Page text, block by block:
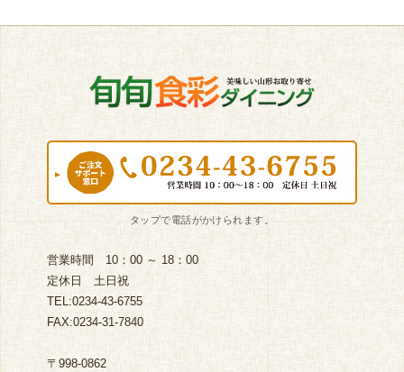
営業時間 10：00 ～ 18：00
定休日 土日祝
TEL:0234-43-6755
FAX:0234-31-7840
〒998-0862